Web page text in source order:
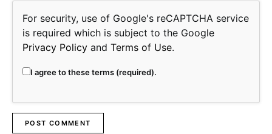
For security, use of Google's reCAPTCHA service
is required which is subject to the Google
Privacy Policy and Terms of Use.
I agree to these terms (required).